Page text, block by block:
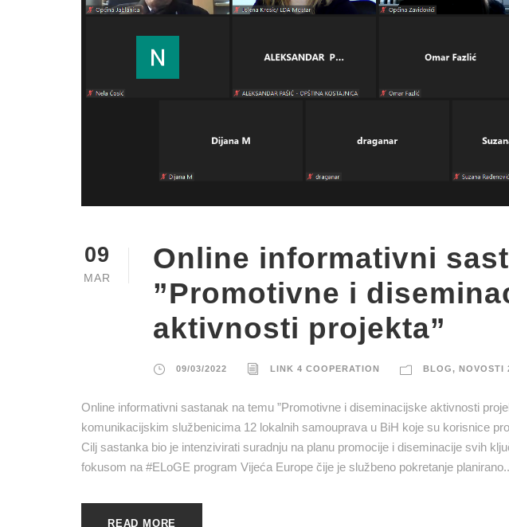
09
MAR
Online informativni
”Promotivne i
aktivnosti projekta”
09/03/2022 LINK 4 COOPERATION BLOG, NOVOSTI
Online informativni sastanak na temu ”Promotivne i diseminacijske aktivnosti
komunikacijskim službenicima 12 lokalnih samouprava u BiH koje su korisnice
Cilj sastanka bio je intenzivirati suradnju na planu promocije i diseminacije svih
fokusom na #ELoGE program Vijeća Europe čije je službeno pokretanje
READ MORE